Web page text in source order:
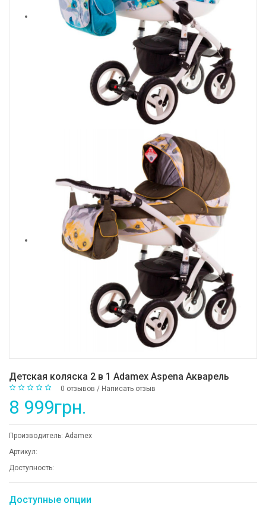
Детская коляска 2 в 1 Adamex Aspena Акварель
0 отзывов / Написать отзыв
8 999грн.
Производитель: Adamex
Артикул:
Доступность:
Доступные опции